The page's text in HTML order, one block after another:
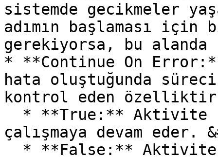
sistemde gecikmeler
adımın başlaması
gerekiyorsa, bu
* **Continue On
hata oluştuğunda
kontrol eden
çalışmaya devam eder.